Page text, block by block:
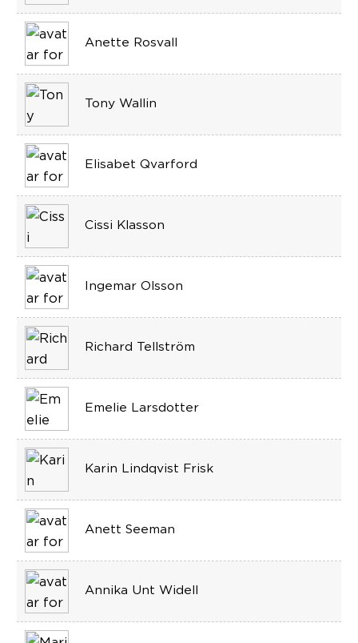
Anette Rosvall
Tony Wallin
Elisabet Qvarford
Cissi Klasson
Ingemar Olsson
Richard Tellström
Emelie Larsdotter
Karin Lindqvist Frisk
Anett Seeman
Annika Unt Widell